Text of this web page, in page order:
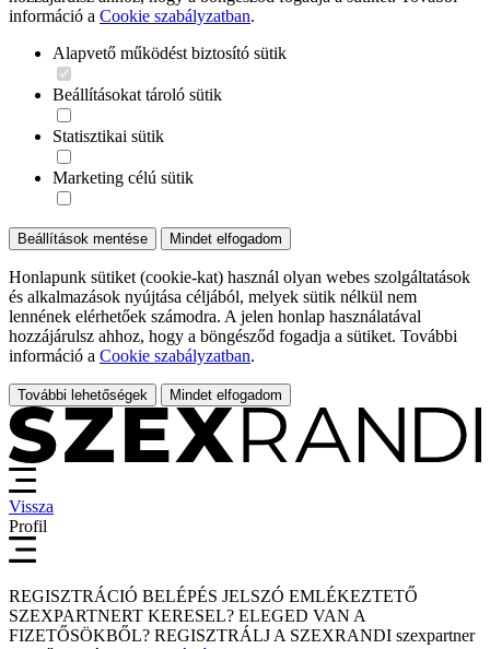
információ a Cookie szabályzatban.
Alapvető működést biztosító sütik
Beállításokat tároló sütik
Statisztikai sütik
Marketing célú sütik
Beállítások mentése Mindet elfogadom
Honlapunk sütiket (cookie-kat) használ olyan webes szolgáltatások
és alkalmazások nyújtása céljából, melyek sütik nélkül nem
lennének elérhetőek számodra. A jelen honlap használatával
hozzájárulsz ahhoz, hogy a böngésződ fogadja a sütiket. További
információ a Cookie szabályzatban.
További lehetőségek Mindet elfogadom
Vissza
Profil
REGISZTRÁCIÓ BELÉPÉS JELSZÓ EMLÉKEZTETŐ
SZEXPARTNERT KERESEL? ELEGED VAN A
FIZETŐSÖKBŐL? REGISZTRÁLJ A SZEXRANDI szexpartner